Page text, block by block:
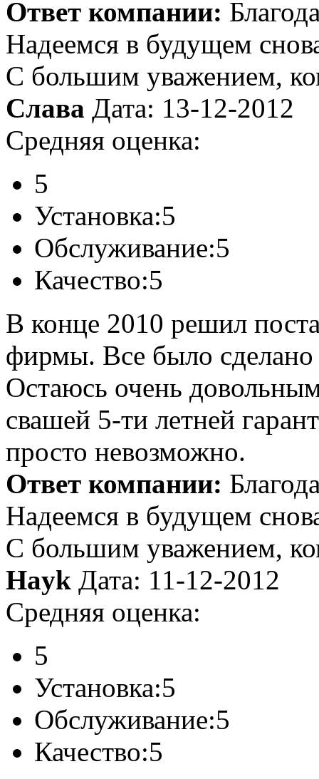
Ответ компании:
Надеемся в будущем
С большим уважением,
Слава Дата: 13-12-2012
Средняя оценка:
5
Установка:5
Обслуживание:5
Качество:5
В конце 2010 решил
фирмы. Все было сделано
Остаюсь очень
свашей 5-ти летней
просто невозможно.
Ответ компании:
Надеемся в будущем
С большим уважением,
Hayk Дата: 11-12-2012
Средняя оценка:
5
Установка:5
Обслуживание:5
Качество:5